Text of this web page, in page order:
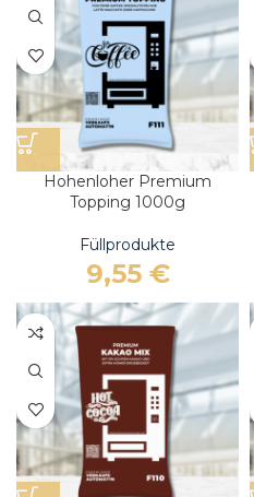
Hohenloher Premium
Topping 1000g
Füllprodukte
9,55 €